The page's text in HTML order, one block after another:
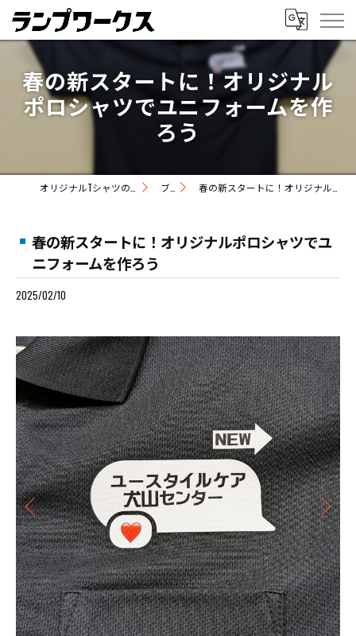
春の新スタートに！オリジナル
ポロシャツでユニフォームを作
ろう
ブログ 春の新スタートに！オリジナルポロシャツでユニフォームを作ろう
春の新スタートに！オリジナルポロシャツでユ
ニフォームを作ろう
2025/02/10